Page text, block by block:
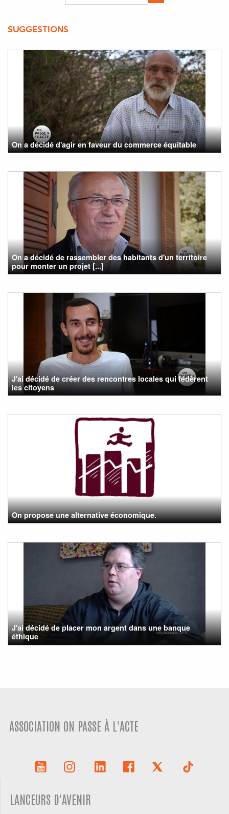
SUGGESTIONS
On a décidé d'agir en faveur du commerce équitable
On a décidé de rassembler des habitants d'un territoire
pour monter un projet [...]
J'ai décidé de créer des rencontres locales qui fédèrent
les citoyens
On propose une alternative économique.
J'ai décidé de placer mon argent dans une banque
éthique
ASSOCIATION ON PASSE À L'ACTE
LANCEURS D'AVENIR